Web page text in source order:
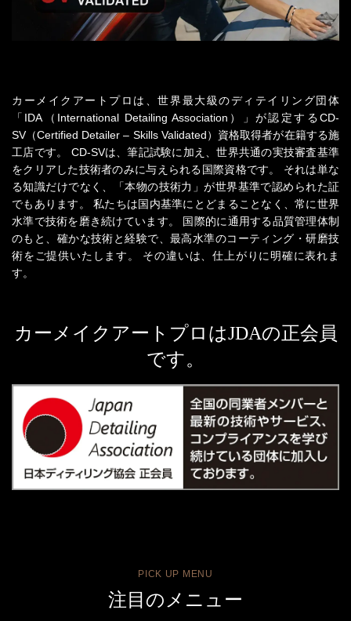
カーメイクアートプロは、世界最大級のディテイリング団体
「IDA（International Detailing Association）」が認定するCD-
SV（Certified Detailer – Skills Validated）資格取得者が在籍する施
工店です。
CD-SVは、筆記試験に加え、世界共通の実技審査基準
をクリアした技術者のみに与えられる国際資格です。
それは単な
る知識だけでなく、「本物の技術力」が世界基準で認められた証
でもあります。
私たちは国内基準にとどまることなく、常に世界
水準で技術を磨き続けています。
国際的に通用する品質管理体制
のもと、確かな技術と経験で、最高水準のコーティング・研磨技
術をご提供いたします。
その違いは、仕上がりに明確に表れま
す。
カーメイクアートプロはJDAの正会員
です。
PICK UP MENU
注目のメニュー